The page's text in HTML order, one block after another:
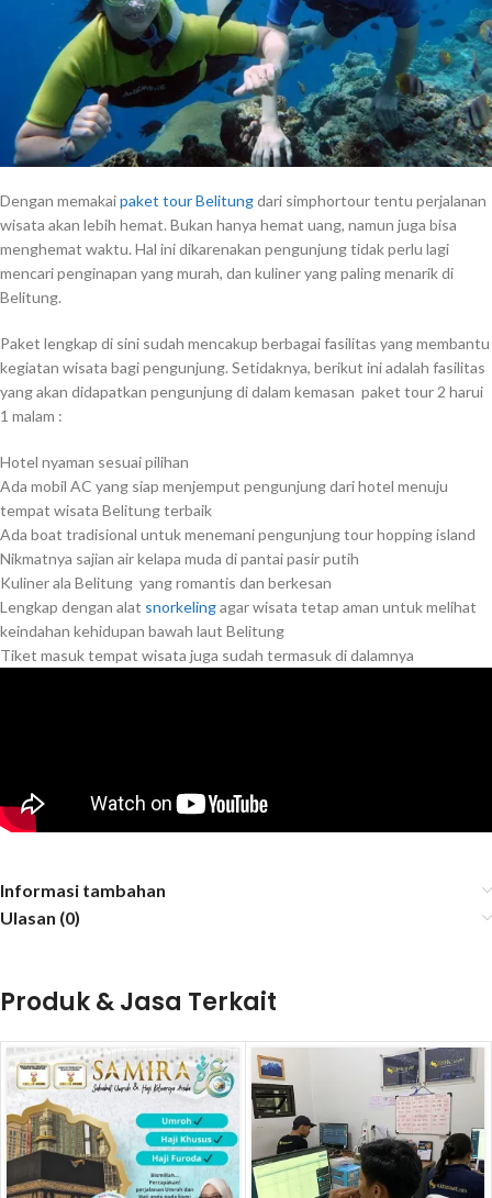
Dengan memakaipaket tour Belitungdari simphortour tentu perjalanan
wisata akan lebih hemat. Bukan hanya hemat uang, namun juga bisa
menghemat waktu. Hal ini dikarenakan pengunjung tidak perlu lagi
mencari penginapan yang murah, dan kuliner yang paling menarik di
Belitung.
Paket lengkap di sini sudah mencakup berbagai fasilitas yang membantu
kegiatan wisata bagi pengunjung. Setidaknya, berikut ini adalah fasilitas
yang akan didapatkan pengunjung di dalam kemasan paket tour 2 harui
1 malam :
Hotel nyaman sesuai pilihan
Ada mobil AC yang siap menjemput pengunjung dari hotel menuju
tempat wisata Belitung terbaik
Ada boat tradisional untuk menemani pengunjung tour hopping island
Nikmatnya sajian air kelapa muda di pantai pasir putih
Kuliner ala Belitung yang romantis dan berkesan
Lengkap dengan alat snorkelingagar wisata tetap aman untuk melihat
keindahan kehidupan bawah laut Belitung
Tiket masuk tempat wisata juga sudah termasuk di dalamnya
Informasi tambahan
Ulasan (0)
Produk & Jasa Terkait